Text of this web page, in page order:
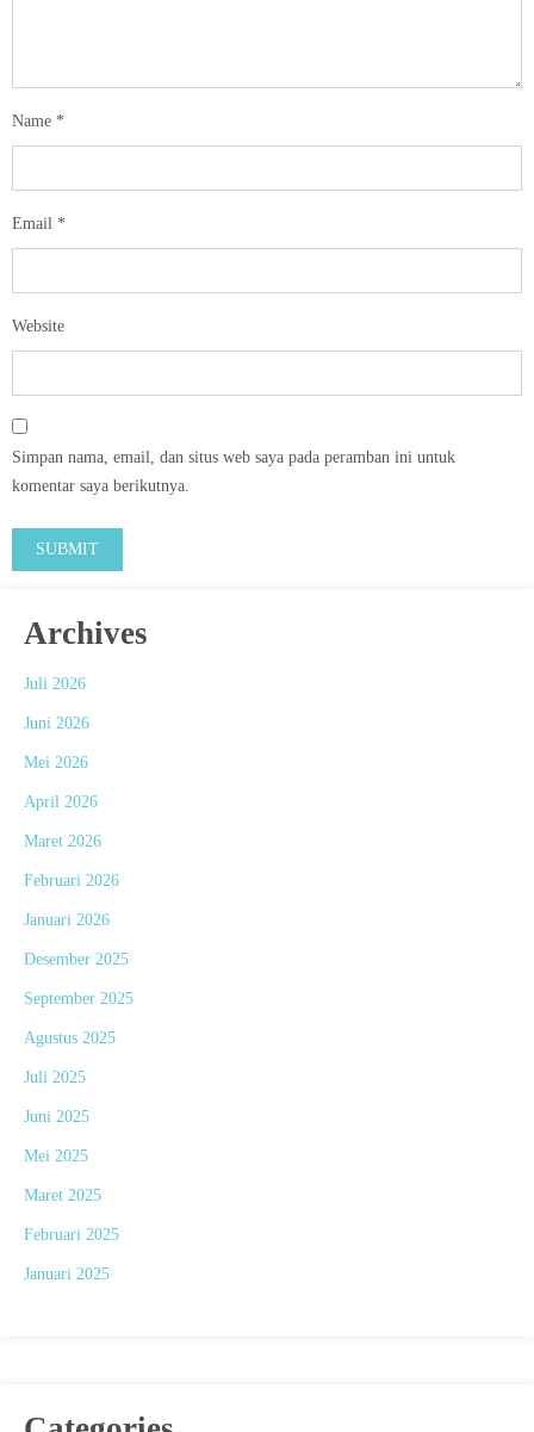
Name *
Email *
Website
Simpan nama, email, dan situs web saya pada peramban ini untuk
komentar saya berikutnya.
Archives
Juli 2026
Juni 2026
Mei 2026
April 2026
Maret 2026
Februari 2026
Januari 2026
Desember 2025
September 2025
Agustus 2025
Juli 2025
Juni 2025
Mei 2025
Maret 2025
Februari 2025
Januari 2025